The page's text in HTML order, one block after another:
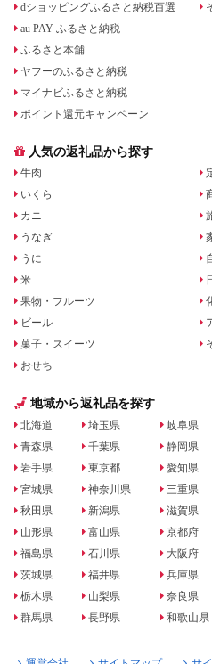
dショッピングふるさと納税百選
au PAY ふるさと納税
ふるさと本舗
ヤフーのふるさと納税
マイナビふるさと納税
ポイント還元キャンペーン
人気の返礼品から探す
牛肉
いくら
カニ
うなぎ
うに
米
果物・フルーツ
ビール
菓子・スイーツ
おせち
地域から返礼品を探す
北海道
青森県
岩手県
宮城県
秋田県
山形県
福島県
茨城県
栃木県
群馬県
埼玉県
千葉県
東京都
神奈川県
新潟県
富山県
石川県
福井県
山梨県
長野県
岐阜県
静岡県
愛知県
三重県
滋賀県
京都府
大阪府
兵庫県
奈良県
和歌山県